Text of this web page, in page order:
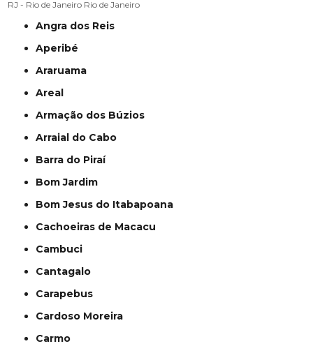
RJ - Rio de Janeiro Rio de Janeiro
Angra dos Reis
Aperibé
Araruama
Areal
Armação dos Búzios
Arraial do Cabo
Barra do Piraí
Bom Jardim
Bom Jesus do Itabapoana
Cachoeiras de Macacu
Cambuci
Cantagalo
Carapebus
Cardoso Moreira
Carmo